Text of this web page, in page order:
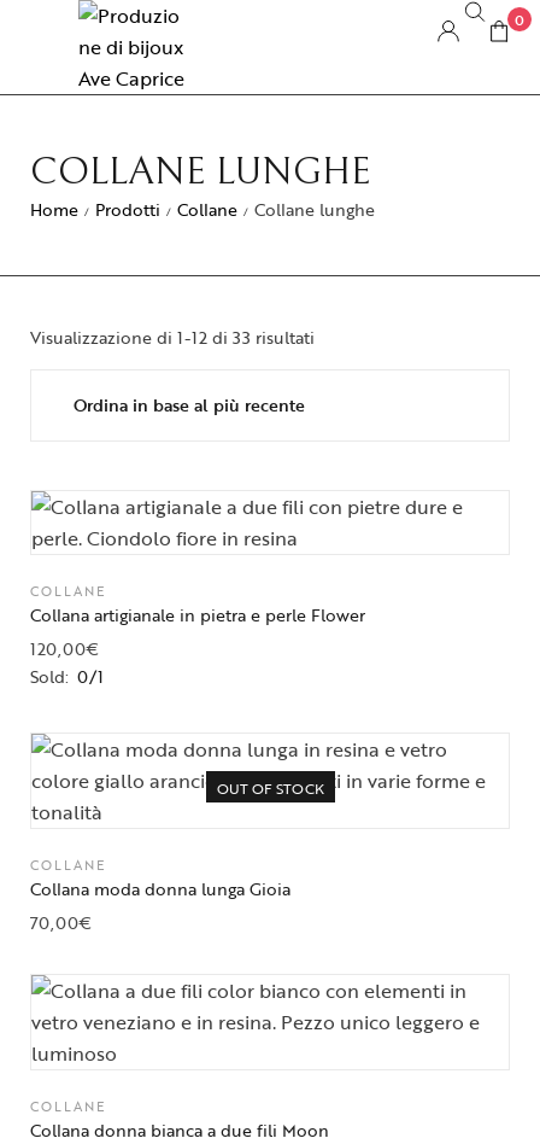
0
COLLANE LUNGHE
Home / Prodotti / Collane / Collane lunghe
Visualizzazione di 1-12 di 33 risultati
COLLANE
Collana artigianale in pietra e perle Flower
120,00€
Sold: 0/1
OUT OF STOCK
COLLANE
Collana moda donna lunga Gioia
70,00€
COLLANE
Collana donna bianca a due fili Moon